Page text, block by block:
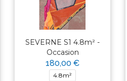
SEVERNE S1 4.8m² -
Occasion
180,00 €
4.8m²